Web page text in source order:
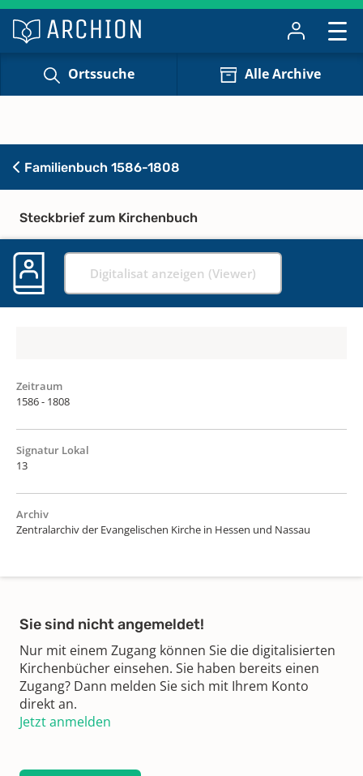
Ortssuche Alle Archive
Familienbuch 1586-1808
Steckbrief zum Kirchenbuch
Digitalisat anzeigen (Viewer)
Zeitraum
1586 - 1808
Signatur Lokal
13
Archiv
Zentralarchiv der Evangelischen Kirche in Hessen und Nassau
Sie sind nicht angemeldet!
Nur mit einem Zugang können Sie die digitalisierten
Kirchenbücher einsehen. Sie haben bereits einen
Zugang? Dann melden Sie sich mit Ihrem Konto
direkt an.
Jetzt anmelden